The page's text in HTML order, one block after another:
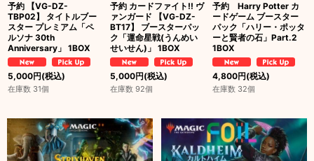
予約 【VG-DZ-
TBP02】 タイトルブー
スター プレミアム「ペ
ルソナ 30th
Anniversary」 1BOX
5,000円(税込)
在庫数 31個
予約 カードファイト!! ヴ
ァンガード 【VG-DZ-
BT17】 ブースターパッ
ク「運命星戦(うんめい
せいせん)」 1BOX
5,000円(税込)
在庫数 92個
予約 Harry Potter カ
ードゲーム ブースター
パック「ハリー・ポッタ
ーと賢者の石」Part.2
1BOX
4,800円(税込)
在庫数 32個